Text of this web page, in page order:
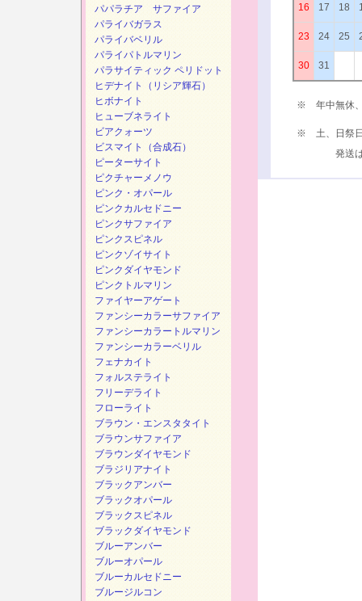
16 17 18
23 24 25
30 31
※ 年中無休、
※ 土、日祭日
発送は、
パパラチア サファイア
パライバガラス
パライバベリル
パライパトルマリン
パラサイティック ペリドット
ヒデナイト（リシア輝石）
ヒボナイト
ヒューブネライト
ビアクォーツ
ビスマイト（合成石）
ピーターサイト
ピクチャーメノウ
ピンク・オパール
ピンクカルセドニー
ピンクサファイア
ピンクスピネル
ピンクゾイサイト
ピンクダイヤモンド
ピンクトルマリン
ファイヤーアゲート
ファンシーカラーサファイア
ファンシーカラートルマリン
ファンシーカラーベリル
フェナカイト
フォルステライト
フリーデライト
フローライト
ブラウン・エンスタタイト
ブラウンサファイア
ブラウンダイヤモンド
ブラジリアナイト
ブラックアンバー
ブラックオパール
ブラックスピネル
ブラックダイヤモンド
ブルーアンバー
ブルーオパール
ブルーカルセドニー
ブルージルコン